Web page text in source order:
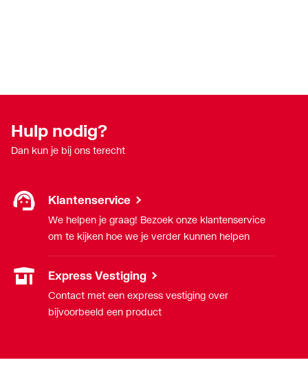
Hulp nodig?
Dan kun je bij ons terecht
Klantenservice
We helpen je graag! Bezoek onze klantenservice
om te kijken hoe we je verder kunnen helpen
Express Vestiging
Contact met een express vestiging over
bijvoorbeeld een product